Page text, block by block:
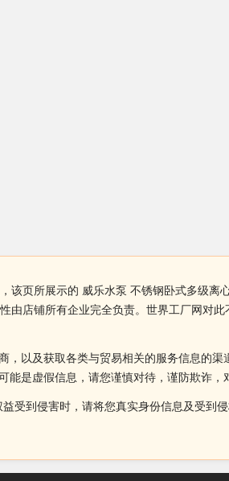
页所展示的 威乐水泵 不锈钢卧式多级
店铺所有企业完全负责。世界工厂网对
以及获取各类与贸易相关的服务信息的
是虚假信息，请您谨慎对待，谨防欺诈，
受到侵害时，请将您真实身份信息及受到